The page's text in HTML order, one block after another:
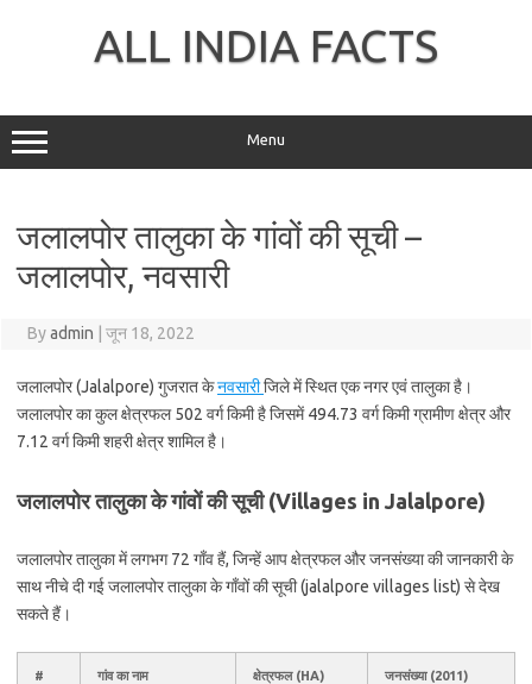
ALL INDIA FACTS
Menu
जलालपोर तालुका के गांवों की सूची –
जलालपोर, नवसारी
Byadmin जून 18, 2022
जलालपोर (Jalalpore) गुजरात केनवसारीजिले में स्थित एक नगर एवं तालुका है।
जलालपोर का कुल क्षेत्रफल 502 वर्ग किमी है जिसमें 494.73 वर्ग किमी ग्रामीण क्षेत्र और
7.12 वर्ग किमी शहरी क्षेत्र शामिल है।
जलालपोर तालुका के गांवों की सूची (Villages in Jalalpore)
जलालपोर तालुका में लगभग 72 गाँव हैं, जिन्हें आप क्षेत्रफल और जनसंख्या की जानकारी के
साथ नीचे दी गई जलालपोर तालुका के गाँवों की सूची (jalalpore villages list) से देख
सकते हैं।
# गांव का नाम क्षेत्रफल (HA) जनसंख्या (2011)